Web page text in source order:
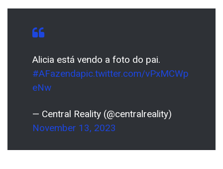
Alicia está vendo a foto do pai.
#AFazendapic.twitter.com/vPxMCWp
eNw
— Central Reality (@centralreality)
November 13, 2023